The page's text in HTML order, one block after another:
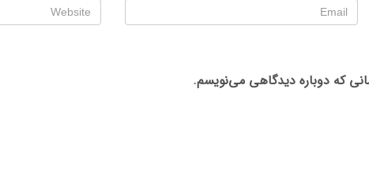
که دوباره دیدگاهی می‌نویسم.